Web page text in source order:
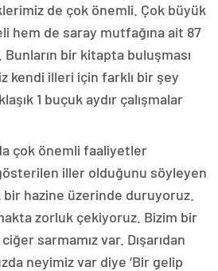
de çok önemli. Çok büyük
hem de saray mutfağına ait 87
bir kitapta buluşması
kendi illeri için farklı bir şey
1 buçuk aydır çalışmalar
çok önemli faaliyetler
iller olduğunu söyleyen
bir hazine üzerinde duruyoruz.
zorluk çekiyoruz. Bizim bir
sarmamız var. Dışarıdan
neyimiz var diye ‘Bir gelip